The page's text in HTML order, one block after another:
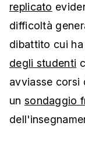
replicato
difficoltà
dibattito cui
degli studenti
avviasse corsi
un sondaggio